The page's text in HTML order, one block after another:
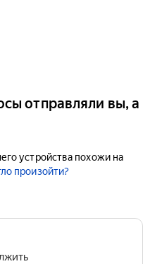
отправляли вы, а
устройства похожи на
произойти?